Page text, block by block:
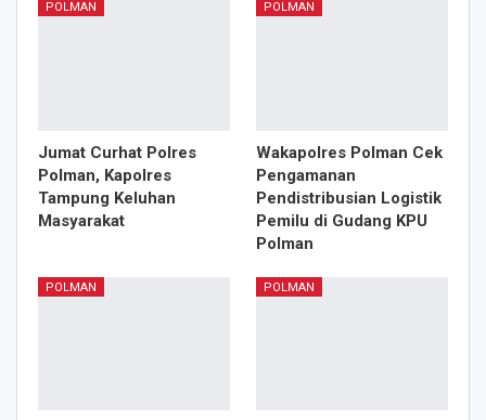
POLMAN
Jumat Curhat Polres
Polman, Kapolres
Tampung Keluhan
Masyarakat
POLMAN
Wakapolres Polman Cek
Pengamanan
Pendistribusian Logistik
Pemilu di Gudang KPU
Polman
POLMAN POLMAN